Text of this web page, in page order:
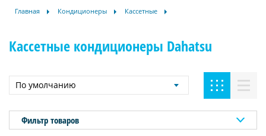
Главная Кондиционеры Кассетные
Кассетные кондиционеры Dahatsu
По умолчанию
Фильтр товаров